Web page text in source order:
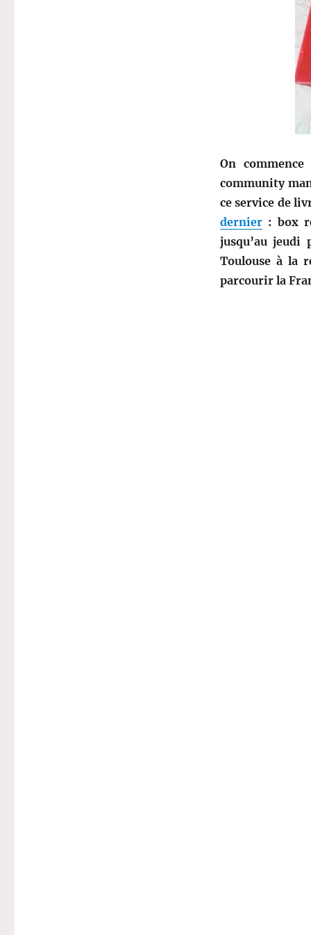
On
community
ce service de
dernier: box
jusqu’au
Toulouse à la
parcourir la